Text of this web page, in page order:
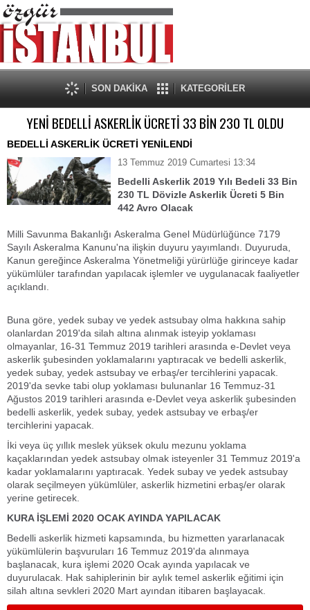
SON DAKİKA KATEGORİLER
YENİ BEDELLİ ASKERLİK ÜCRETİ 33 BİN 230 TL OLDU
BEDELLİ ASKERLİK ÜCRETİ YENİLENDİ
13 Temmuz 2019 Cumartesi 13:34
Bedelli Askerlik 2019 Yılı Bedeli 33 Bin
230 TL Dövizle Askerlik Ücreti 5 Bin
442 Avro Olacak
Milli Savunma Bakanlığı Askeralma Genel Müdürlüğünce 7179
Sayılı Askeralma Kanunu'na ilişkin duyuru yayımlandı. Duyuruda,
Kanun gereğince Askeralma Yönetmeliği yürürlüğe girinceye kadar
yükümlüler tarafından yapılacak işlemler ve uygulanacak faaliyetler
açıklandı.
Buna göre, yedek subay ve yedek astsubay olma hakkına sahip
olanlardan 2019'da silah altına alınmak isteyip yoklaması
olmayanlar, 16-31 Temmuz 2019 tarihleri arasında e-Devlet veya
askerlik şubesinden yoklamalarını yaptıracak ve bedelli askerlik,
yedek subay, yedek astsubay ve erbaş/er tercihlerini yapacak.
2019'da sevke tabi olup yoklaması bulunanlar 16 Temmuz-31
Ağustos 2019 tarihleri arasında e-Devlet veya askerlik şubesinden
bedelli askerlik, yedek subay, yedek astsubay ve erbaş/er
tercihlerini yapacak.
İki veya üç yıllık meslek yüksek okulu mezunu yoklama
kaçaklarından yedek astsubay olmak isteyenler 31 Temmuz 2019'a
kadar yoklamalarını yaptıracak. Yedek subay ve yedek astsubay
olarak seçilmeyen yükümlüler, askerlik hizmetini erbaş/er olarak
yerine getirecek.
KURA İŞLEMİ 2020 OCAK AYINDA YAPILACAK
Bedelli askerlik hizmeti kapsamında, bu hizmetten yararlanacak
yükümlülerin başvuruları 16 Temmuz 2019'da alınmaya
başlanacak, kura işlemi 2020 Ocak ayında yapılacak ve
duyurulacak. Hak sahiplerinin bir aylık temel askerlik eğitimi için
silah altına sevkleri 2020 Mart ayından itibaren başlayacak.